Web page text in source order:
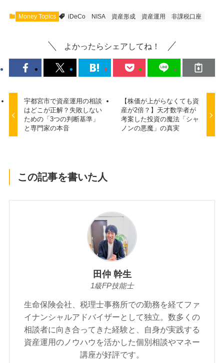
Money Topics iDeCo NISA 資産形成 資産運用 非課税口座
よかったらシェアしてね！
宇都宮市で資産運用の相談
はどこが正解？失敗しない
ための「3つの判断基準」
と専門家の本音
【株価が上がらなくても資
産が2倍？】天才数学者が
考案した投資の魔法「シャ
ノンの悪魔」の真実
この記事を書いた人
田仲 幹生
1級FP技能士
生命保険会社、税理士事務所での勤務を経てファ
イナンシャルアドバイザーとして独立。数多くの
相談者に向き合ってきた経験と、自身が実践する
資産運用のノウハウを活かした個別相談やマネー
講座が好評です。